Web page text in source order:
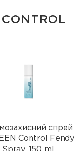
спрей
Control Fendy
Spray, 150 ml